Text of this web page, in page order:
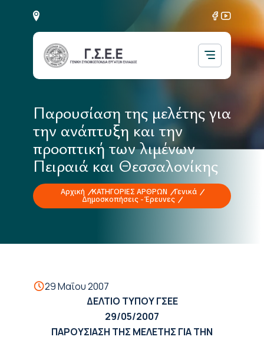
Παρουσίαση της μελέτης για
την ανάπτυξη και την
προοπτική των λιμένων
Πειραιά και Θεσσαλονίκης
Αρχική ΚΑΤΗΓΟΡΙΕΣ ΑΡΘΡΩΝ
Γενικά
Δημοσκοπήσεις - Έρευνες
29 Μαΐου 2007
ΔΕΛΤΙΟ ΤΥΠΟΥ ΓΣΕΕ
29/05/2007
ΠΑΡΟΥΣΙΑΣΗ ΤΗΣ ΜΕΛΕΤΗΣ ΓΙΑ ΤΗΝ